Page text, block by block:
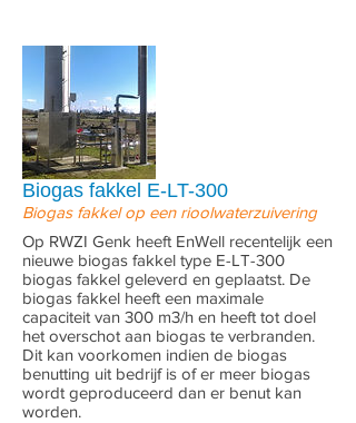
Biogas fakkel E-LT-300
Biogas fakkel op een rioolwaterzuivering
Op RWZI Genk heeft EnWell recentelijk een
nieuwe biogas fakkel type E-LT-300
biogas fakkel geleverd en geplaatst. De
biogas fakkel heeft een maximale
capaciteit van 300 m3/h en heeft tot doel
het overschot aan biogas te verbranden.
Dit kan voorkomen indien de biogas
benutting uit bedrijf is of er meer biogas
wordt geproduceerd dan er benut kan
worden.